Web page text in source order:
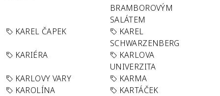
BRAMBOROVÝM
SALÁTEM
KAREL ČAPEK
KAREL
SCHWARZENBERG
KARIÉRA
KARLOVA
UNIVERZITA
KARLOVY VARY
KARMA
KAROLÍNA
KARTÁČEK